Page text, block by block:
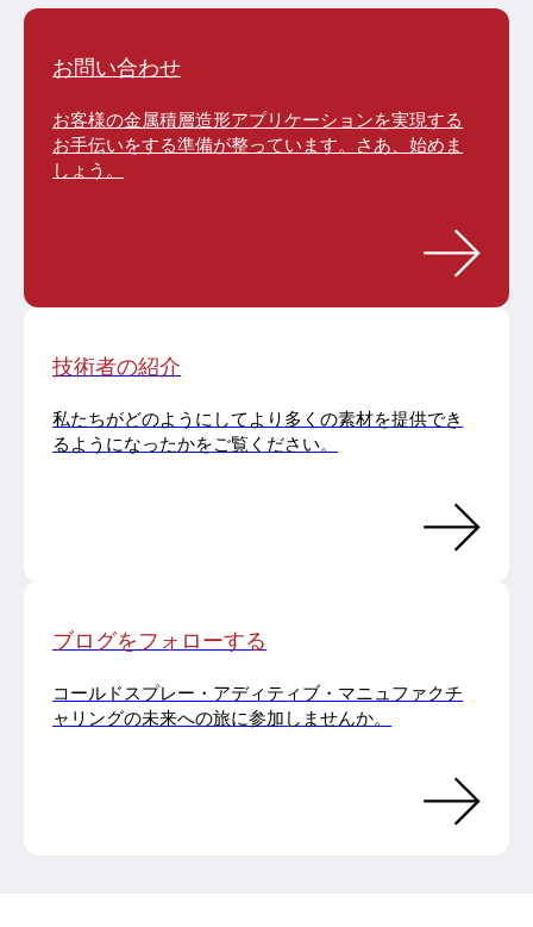
お問い合わせ
お客様の金属積層造形アプリケーションを実現する
お手伝いをする準備が整っています。さあ、始めま
しょう。
技術者の紹介
私たちがどのようにしてより多くの素材を提供でき
るようになったかをご覧ください。
ブログをフォローする
コールドスプレー・アディティブ・マニュファクチ
ャリングの未来への旅に参加しませんか。